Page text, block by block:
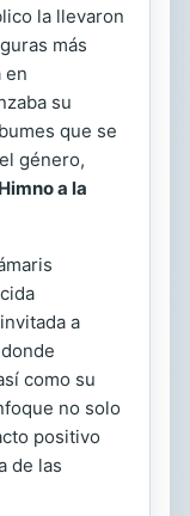
la llevaron
más
en
su
que se
género,
a la
a
como su
no solo
positivo
de las